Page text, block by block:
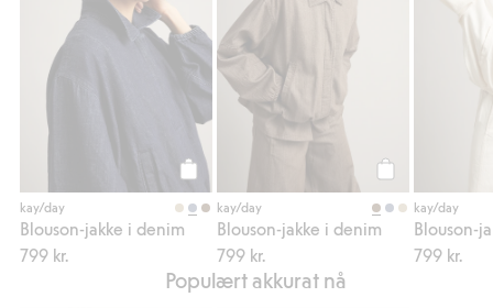
Legg til
kay/day
Blouson-jakke i denim
799 kr.
Legg til
kay/day
Blouson-jakke i denim
799 kr.
kay/day
Blouson-
799 kr.
Populært akkurat nå